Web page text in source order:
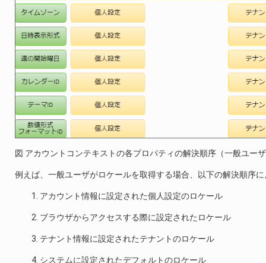
図 アカウントコンテキストの各プロパティの解決順序（一般ユー
例えば、一般ユーザがロケールを取得する場合、以下の解決順序
アカウント情報に設定された個人設定のロケール
ブラウザからアクセスする際に設定されたロケール
テナント情報に設定されたテナントのロケール
システムに設定されたデフォルトのロケール